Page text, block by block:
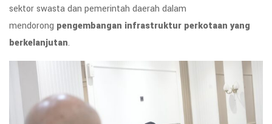
sektor swasta dan pemerintah daerah dalam
mendorong pengembangan infrastruktur perkotaan yang
berkelanjutan.